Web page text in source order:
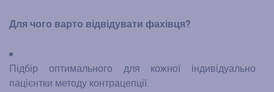
Для чого варто відвідувати фахівця?
Підбір оптимального для кожної індивідуально
пацієнтки методу контрацепції.